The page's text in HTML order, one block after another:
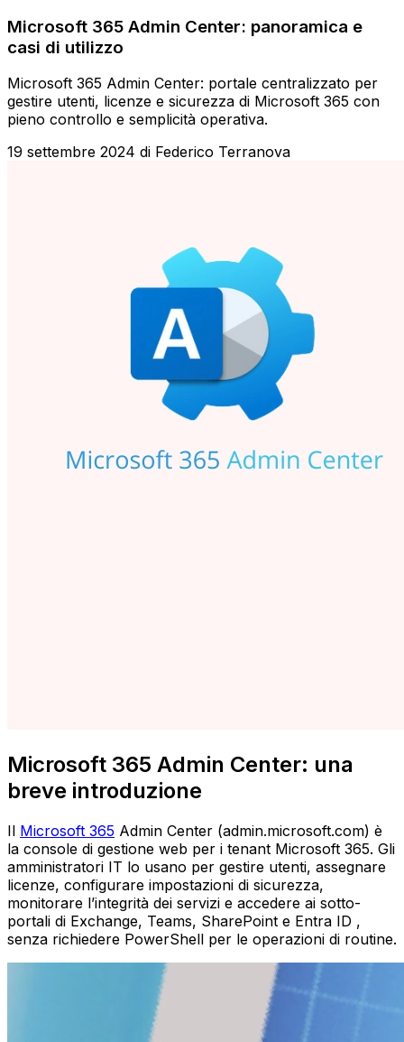
Microsoft 365 Admin Center: panoramica e
casi di utilizzo
Microsoft 365 Admin Center: portale centralizzato per
gestire utenti, licenze e sicurezza di Microsoft 365 con
pieno controllo e semplicità operativa.
19 settembre 2024 di Federico Terranova
Microsoft 365 Admin Center: una
breve introduzione
Il Microsoft 365 Admin Center (admin.microsoft.com) è
la console di gestione web per i tenant Microsoft 365. Gli
amministratori IT lo usano per gestire utenti, assegnare
licenze, configurare impostazioni di sicurezza,
monitorare l’integrità dei servizi e accedere ai sotto-
portali di Exchange, Teams, SharePoint e Entra ID ,
senza richiedere PowerShell per le operazioni di routine.